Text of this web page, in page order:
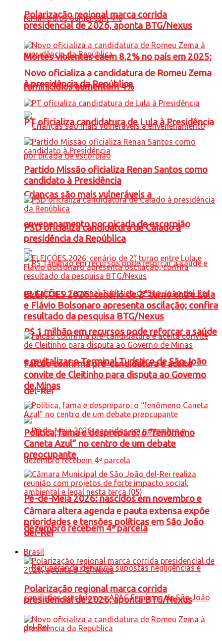
Mortes violentas caem 8,2% no país em 2025;
feminicídios aumentam 4%
Crianças são mais vulneráveis a
envenenamento por picada de escorpião
R$ 1 milhão em recursos pode reforçar a saúde
e revitalizar o Terminal Turístico de São João
del-Rei
Pé-de-Meia 2026: nascidos em novembro e
dezembro recebem 4ª parcela
Polarização regional marca corrida
presidencial de 2026, aponta BTG/Nexus
Novo oficializa a candidatura de Romeu Zema
à presidência da República
PT oficializa candidatura de Lula à Presidência
Partido Missão oficializa Renan Santos como
candidato à Presidência
PSD oficializa candidatura de Caiado à
presidência da República
ELEIÇÕES 2026: cenário de 2° turno entre Lula
e Flávio Bolsonaro apresenta oscilação; confira
resultado da pesquisa BTG/Nexus
Falcão confirma pré-candidatura e aceita
convite de Cleitinho para disputa ao Governo
de Minas
Política, fama e despreparo: o “fenômeno
Caneta Azul” no centro de um debate
preocupante
Câmara altera agenda e pauta extensa expõe
prioridades e tensões políticas em São João
del-Rei
Brasil
Polarização regional marca corrida
presidencial de 2026, aponta BTG/Nexus